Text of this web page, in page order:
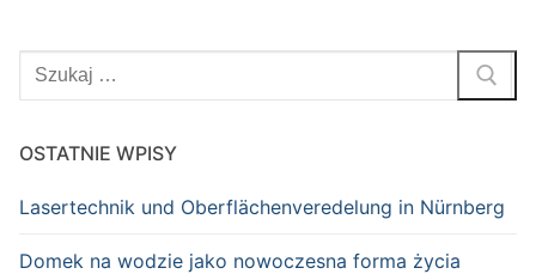
Szukaj:
OSTATNIE WPISY
Lasertechnik und Oberflächenveredelung in Nürnberg
Domek na wodzie jako nowoczesna forma życia